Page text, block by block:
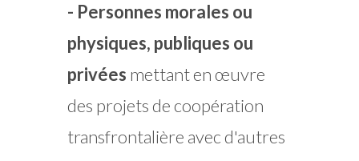
- Personnes morales ou
physiques, publiques ou
privées mettant en œuvre
des projets de coopération
transfrontalière avec d'autres